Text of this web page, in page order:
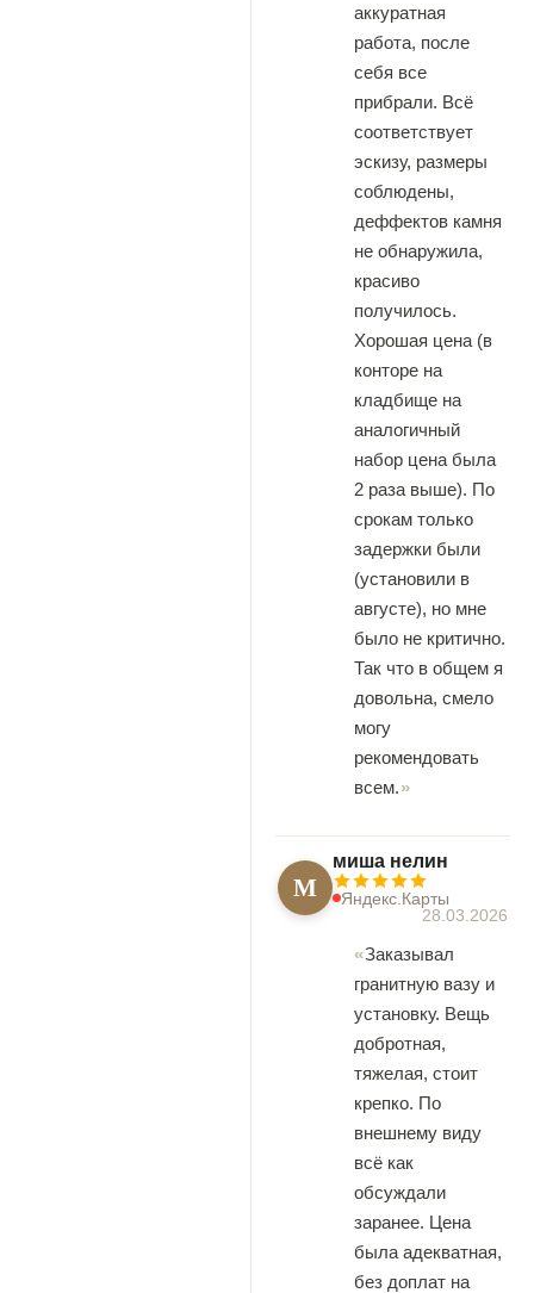
аккуратная
работа, после
себя все
прибрали. Всë
соответствует
эскизу, размеры
соблюдены,
деффектов камня
не обнаружила,
красиво
получилось.
Хорошая цена (в
конторе на
кладбище на
аналогичный
набор цена была
2 раза выше). По
срокам только
задержки были
(установили в
августе), но мне
было не критично.
Так что в общем я
довольна, смело
могу
рекомендовать
всем.
М
миша нелин
Яндекс.Карты
28.03.2026
Заказывал
гранитную вазу и
установку. Вещь
добротная,
тяжелая, стоит
крепко. По
внешнему виду
всё как
обсуждали
заранее. Цена
была адекватная,
без доплат на